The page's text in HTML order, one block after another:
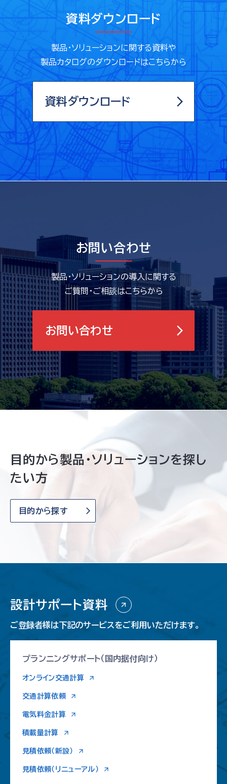
資料ダウンロード
製品・ソリューションに関する資料や
製品カタログのダウンロードはこちらから
資料ダウンロード
お問い合わせ
製品・ソリューションの導入に関する
ご質問・ご相談はこちらから
お問い合わせ
目的から製品・ソリューションを探し
たい方
目的から探す
設計サポート資料
ご登録者様は下記のサービスをご利用いただけます。
プランニングサポート（国内据付向け）
オンライン交通計算
交通計算依頼
電気料金計算
積載量計算
見積依頼（新設）
見積依頼（リニューアル）